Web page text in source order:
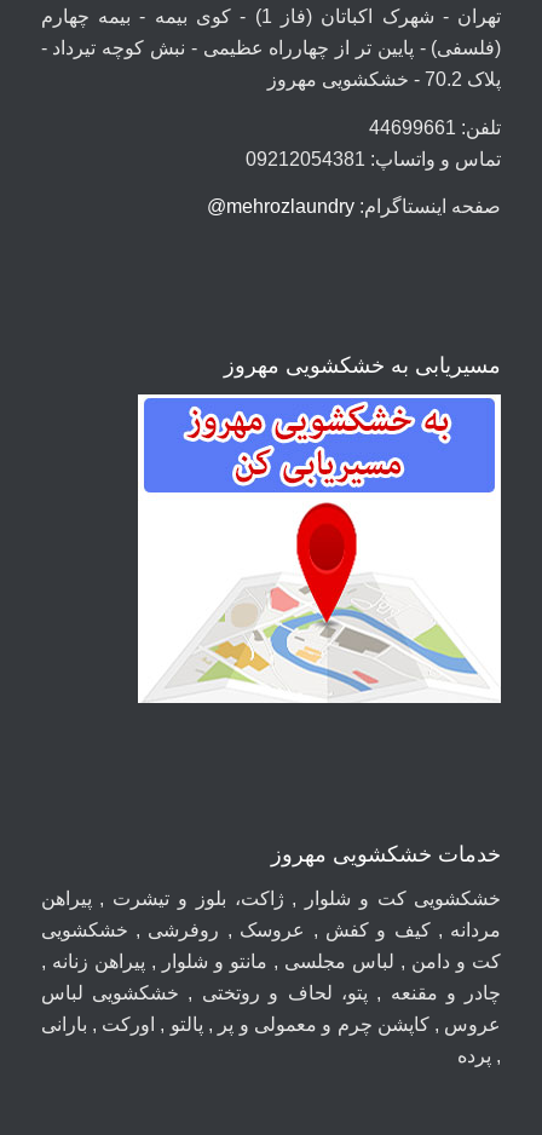
تهران - شهرک اکباتان (فاز 1) - کوی بیمه - بیمه چهارم
(فلسفی) - پایین تر از چهارراه عظیمی - نبش کوچه تیرداد -
پلاک 70.2 - خشکشویی مهروز
تلفن: 44699661
تماس و واتساپ: 09212054381
صفحه اینستاگرام: mehrozlaundry@
مسیریابی به خشکشویی مهروز
خدمات خشکشویی مهروز
خشکشویی کت و شلوار , ژاکت، بلوز و تیشرت , پیراهن
مردانه , کیف و کفش , عروسک , روفرشی , خشکشویی
کت و دامن , لباس مجلسی , مانتو و شلوار , پیراهن زنانه ,
چادر و مقنعه , پتو، لحاف و روتختی , خشکشویی لباس
عروس , کاپشن چرم و معمولی و پر , پالتو , اورکت , بارانی
, پرده